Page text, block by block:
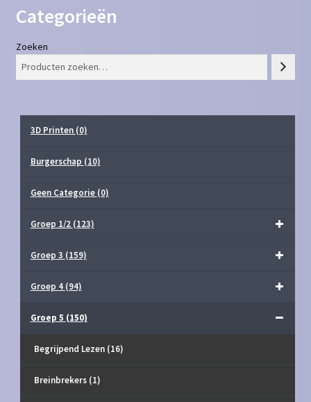
Categorieën
Zoeken
3D Printen (0)
Burgerschap (10)
Geen Categorie (0)
Groep 1/2 (123)
Groep 3 (159)
Groep 4 (94)
Groep 5 (150)
Begrijpend Lezen (16)
Breinbrekers (1)